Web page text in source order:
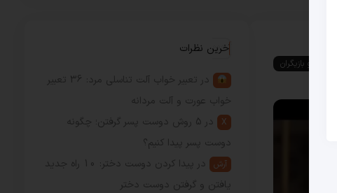
هنرمندان و بازیگران
آخرین نظرات
در
تعبیر خواب آلت تناسلی مرد: 36 تعبیر
خواب عورت و آلت مردانه
X در
5 روش دوست پسر گرفتن؛ چگونه
دوست پسر پیدا کنیم؟
آرش در
پیدا کردن دوست دختر: 10 راه جدید
یافتن و گرفتن دوست دختر